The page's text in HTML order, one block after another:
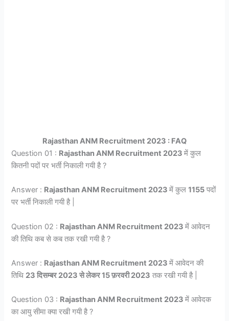
Rajasthan ANM Recruitment 2023 : FAQ
Question 01 : Rajasthan ANM Recruitment 2023में कुल
कितनी पदों पर भर्ती निकाली गयी है ?
Answer : Rajasthan ANM Recruitment 2023में कुल1155 पदों
पर भर्ती निकाली गयी है |
Question 02 : Rajasthan ANM Recruitment 2023में आवेदन
की तिथि कब से कब तक रखी गयी है ?
Answer : Rajasthan ANM Recruitment 2023में आवेदन की
तिथि 23 दिसम्बर 2023 से लेकर 15 फ़रवरी 2023 तक रखी गयी है |
Question 03 : Rajasthan ANM Recruitment 2023में आवेदक
का आयु सीमा क्या रखी गयी है ?